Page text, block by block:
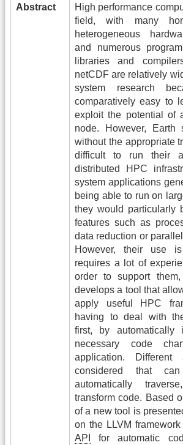
Abstract
High performance
field, with many
heterogeneous
and numerous
libraries and
netCDF are relatively
system research
comparatively easy to
exploit the potential of
node. However, Earth
without the appropriate
difficult to run their
distributed HPC
system applications
being able to run on
they would particularly
features such as
data reduction or
However, their use
requires a lot of
order to support
develops a tool that
apply useful HPC
having to deal with
first, by automatically
necessary code
application. Different
considered that
automatically
transform code. Based
of a new tool is
on the LLVM
API
for automatic